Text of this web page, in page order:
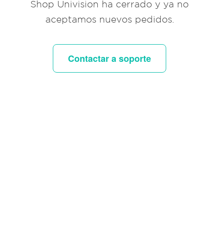
Shop Univision ha cerrado y ya no
aceptamos nuevos pedidos.
Contactar a soporte